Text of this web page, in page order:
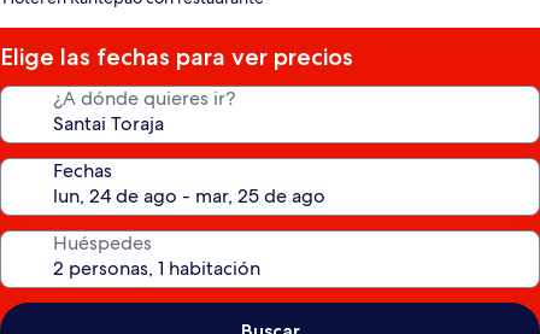
estrellas
Elige las fechas para ver precios
¿A dónde quieres ir?
Fechas
Huéspedes